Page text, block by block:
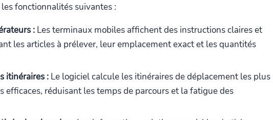
fonctionnalités suivantes :
: Les terminaux mobiles affichent des instructions claires et
les articles à prélever, leur emplacement exact et les quantités
itinéraires : Le logiciel calcule les itinéraires de déplacement les plus
efficaces, réduisant les temps de parcours et la fatigue des